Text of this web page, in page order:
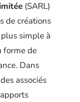
(SARL)
de créations
simple à
forme de
Dans
associés